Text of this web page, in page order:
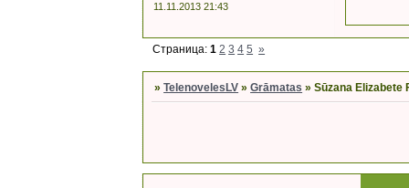
11.11.2013 21:43
Страница:1 2 3 4 5 »
»TelenovelesLV »Grāmatas »Sūzana